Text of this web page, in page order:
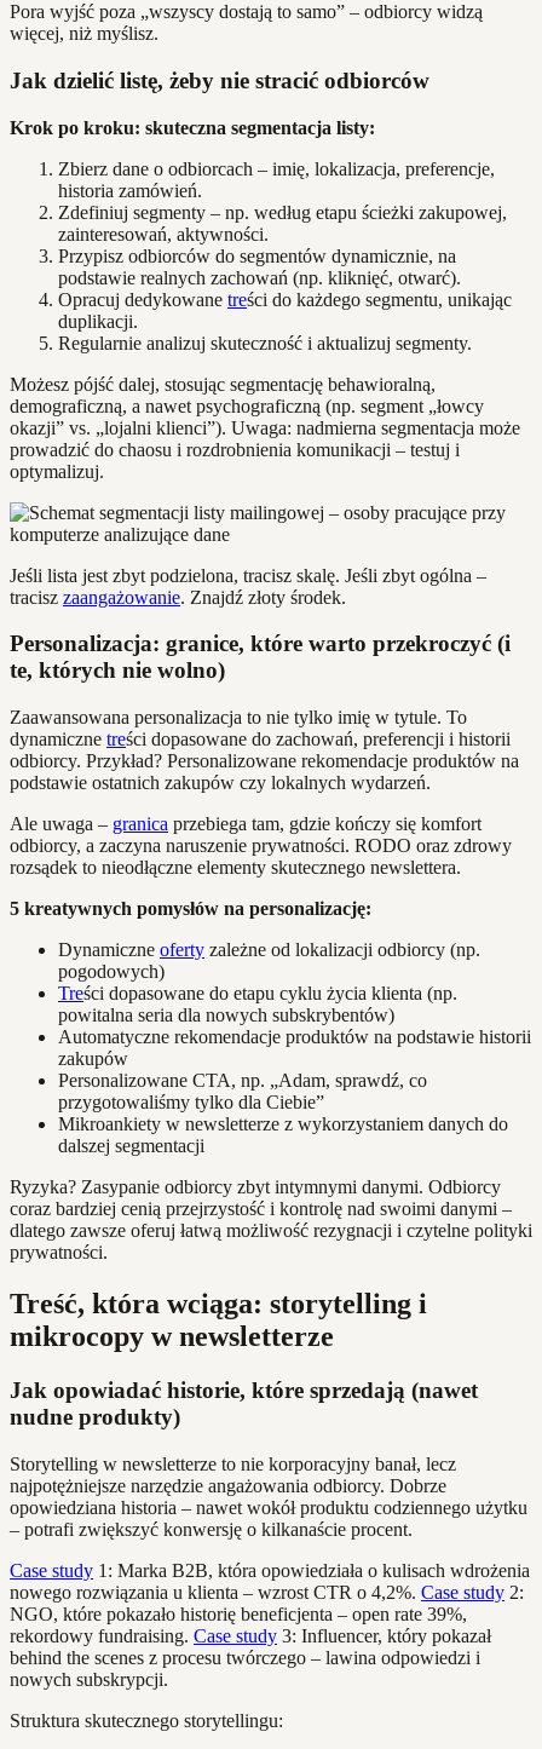
Pora wyjść poza „wszyscy dostają to samo” – odbiorcy widzą
więcej, niż myślisz.
Jak dzielić listę, żeby nie stracić odbiorców
Krok po kroku: skuteczna segmentacja listy:
Zbierz dane o odbiorcach – imię, lokalizacja, preferencje,
historia zamówień.
Zdefiniuj segmenty – np. według etapu ścieżki zakupowej,
zainteresowań, aktywności.
Przypisz odbiorców do segmentów dynamicznie, na
podstawie realnych zachowań (np. kliknięć, otwarć).
Opracuj dedykowane treści do każdego segmentu, unikając
duplikacji.
Regularnie analizuj skuteczność i aktualizuj segmenty.
Możesz pójść dalej, stosując segmentację behawioralną,
demograficzną, a nawet psychograficzną (np. segment „łowcy
okazji” vs. „lojalni klienci”). Uwaga: nadmierna segmentacja może
prowadzić do chaosu i rozdrobnienia komunikacji – testuj i
optymalizuj.
Jeśli lista jest zbyt podzielona, tracisz skalę. Jeśli zbyt ogólna –
tracisz zaangażowanie. Znajdź złoty środek.
Personalizacja: granice, które warto przekroczyć (i
te, których nie wolno)
Zaawansowana personalizacja to nie tylko imię w tytule. To
dynamiczne treści dopasowane do zachowań, preferencji i historii
odbiorcy. Przykład? Personalizowane rekomendacje produktów na
podstawie ostatnich zakupów czy lokalnych wydarzeń.
Ale uwaga – granica przebiega tam, gdzie kończy się komfort
odbiorcy, a zaczyna naruszenie prywatności. RODO oraz zdrowy
rozsądek to nieodłączne elementy skutecznego newslettera.
5 kreatywnych pomysłów na personalizację:
Dynamiczne oferty zależne od lokalizacji odbiorcy (np.
pogodowych)
Treści dopasowane do etapu cyklu życia klienta (np.
powitalna seria dla nowych subskrybentów)
Automatyczne rekomendacje produktów na podstawie historii
zakupów
Personalizowane CTA, np. „Adam, sprawdź, co
przygotowaliśmy tylko dla Ciebie”
Mikroankiety w newsletterze z wykorzystaniem danych do
dalszej segmentacji
Ryzyka? Zasypanie odbiorcy zbyt intymnymi danymi. Odbiorcy
coraz bardziej cenią przejrzystość i kontrolę nad swoimi danymi –
dlatego zawsze oferuj łatwą możliwość rezygnacji i czytelne polityki
prywatności.
Treść, która wciąga: storytelling i
mikrocopy w newsletterze
Jak opowiadać historie, które sprzedają (nawet
nudne produkty)
Storytelling w newsletterze to nie korporacyjny banał, lecz
najpotężniejsze narzędzie angażowania odbiorcy. Dobrze
opowiedziana historia – nawet wokół produktu codziennego użytku
– potrafi zwiększyć konwersję o kilkanaście procent.
Case study 1: Marka B2B, która opowiedziała o kulisach wdrożenia
nowego rozwiązania u klienta – wzrost CTR o 4,2%. Case study 2:
NGO, które pokazało historię beneficjenta – open rate 39%,
rekordowy fundraising. Case study 3: Influencer, który pokazał
behind the scenes z procesu twórczego – lawina odpowiedzi i
nowych subskrypcji.
Struktura skutecznego storytellingu: